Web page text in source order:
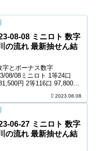
08-08 ミニロト 数字
の流れ 最新抽せん結
字とボーナス数字
08/08ミニロト 1等24口
円 2等116口 97,800円
円 ＊抽せんの結果は最終的
売元の発表のものと照合し
さい。 ...
2023.08.08
06-27 ミニロト 数字
の流れ 最新抽せん結